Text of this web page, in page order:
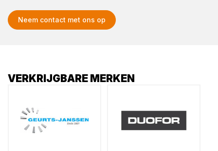
Neem contact met ons op
VERKRIJGBARE MERKEN